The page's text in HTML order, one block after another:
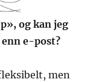
og kan jeg
e-post?
men